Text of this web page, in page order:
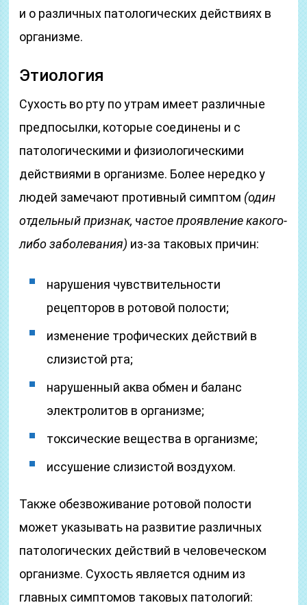
и о различных патологических действиях в
организме.
Этиология
Сухость во рту по утрам имеет различные
предпосылки, которые соединены и с
патологическими и физиологическими
действиями в организме. Более нередко у
людей замечают противный симптом (один
отдельный признак, частое проявление какого-
либо заболевания) из-за таковых причин:
нарушения чувствительности
рецепторов в ротовой полости;
изменение трофических действий в
слизистой рта;
нарушенный аква обмен и баланс
электролитов в организме;
токсические вещества в организме;
иссушение слизистой воздухом.
Также обезвоживание ротовой полости
может указывать на развитие различных
патологических действий в человеческом
организме. Сухость является одним из
главных симптомов таковых патологий: